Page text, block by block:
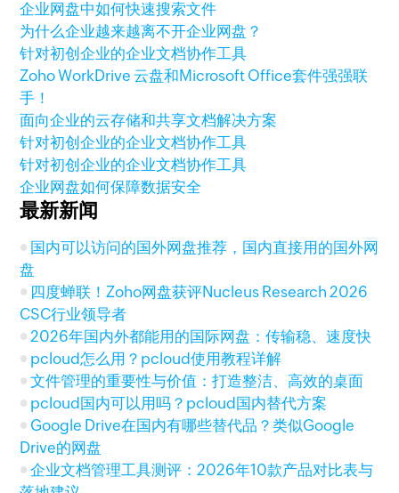
企业网盘中如何快速搜索文件
为什么企业越来越离不开企业网盘？
针对初创企业的企业文档协作工具
Zoho WorkDrive 云盘和Microsoft Office套件强强联
手！
面向企业的云存储和共享文档解决方案
针对初创企业的企业文档协作工具
针对初创企业的企业文档协作工具
企业网盘如何保障数据安全
最新新闻
国内可以访问的国外网盘推荐，国内直接用的国外网
盘
四度蝉联！Zoho网盘获评Nucleus Research 2026
CSC行业领导者
2026年国内外都能用的国际网盘：传输稳、速度快
pcloud怎么用？pcloud使用教程详解
文件管理的重要性与价值：打造整洁、高效的桌面
pcloud国内可以用吗？pcloud国内替代方案
Google Drive在国内有哪些替代品？类似Google
Drive的网盘
企业文档管理工具测评：2026年10款产品对比表与